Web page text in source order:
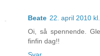
Beate 22. april 2010
Oi, så spennende.
finfin dag!!
Svar